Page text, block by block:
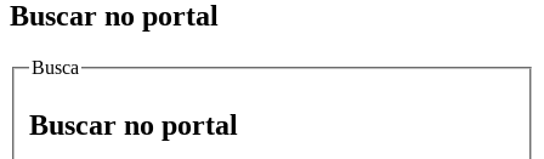
Buscar no portal
Busca
Buscar no portal